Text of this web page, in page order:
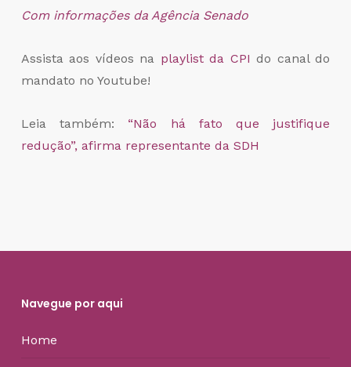
Com informações da Agência Senado
Assista aos vídeos na playlist da CPI do canal do
mandato no Youtube!
Leia também: “Não há fato que justifique
redução”, afirma representante da SDH
Navegue por aqui
Home